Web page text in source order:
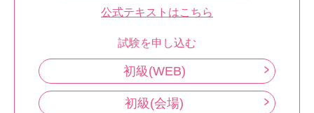
公式テキストはこちら
試験を申し込む
初級(WEB)
初級(会場)